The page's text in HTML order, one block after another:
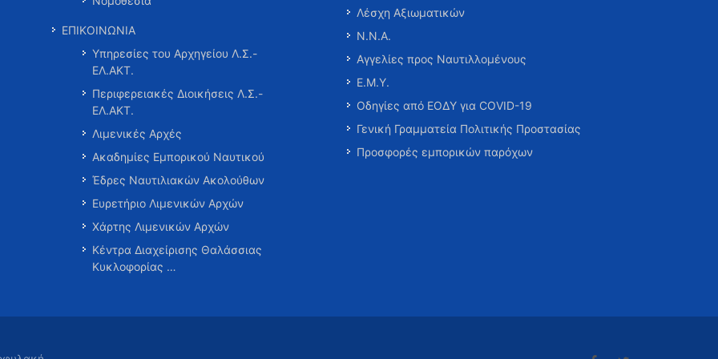
ΕΠΙΚΟΙΝΩΝΙΑ
Υπηρεσίες του Αρχηγείου Λ.Σ.-
ΕΛ.ΑΚΤ.
Περιφερειακές Διοικήσεις Λ.Σ.-
ΕΛ.ΑΚΤ.
Λιμενικές Αρχές
Ακαδημίες Εμπορικού Ναυτικού
Έδρες Ναυτιλιακών Ακολούθων
Ευρετήριο Λιμενικών Αρχών
Χάρτης Λιμενικών Αρχών
Κέντρα Διαχείρισης Θαλάσσιας
Κυκλοφορίας …
Λέσχη Αξιωματικών
Ν.Ν.Α.
Αγγελίες προς Ναυτιλλομένους
Ε.Μ.Υ.
Οδηγίες από ΕΟΔΥ για COVID-19
Γενική Γραμματεία Πολιτικής Προστασίας
Προσφορές εμπορικών παρόχων